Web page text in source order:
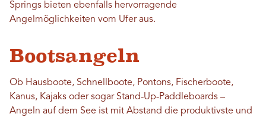
Springs bieten ebenfalls hervorragende
Angelmöglichkeiten vom Ufer aus.
Bootsangeln
Ob Hausboote, Schnellboote, Pontons, Fischerboote,
Kanus, Kajaks oder sogar Stand-Up-Paddleboards –
Angeln auf dem See ist mit Abstand die produktivste und